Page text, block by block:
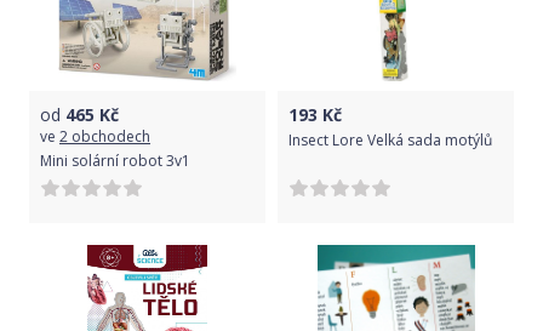
od 465 Kč
ve 2 obchodech
Mini solární robot 3v1
193 Kč
Insect Lore Velká sada motýlů